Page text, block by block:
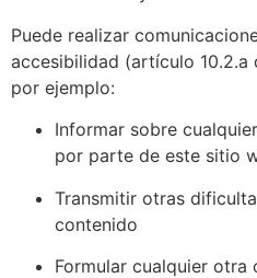
Puede realizar
accesibilidad (artículo 10.2.a
por ejemplo:
Informar sobre
por parte de este sitio
Transmitir otras
contenido
Formular cualquier otra